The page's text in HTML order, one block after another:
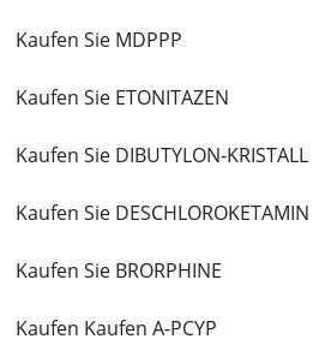
Kaufen Sie MDPPP
Kaufen Sie ETONITAZEN
Kaufen Sie DIBUTYLON-KRISTALL
Kaufen Sie DESCHLOROKETAMIN
Kaufen Sie BRORPHINE
Kaufen Kaufen A-PCYP